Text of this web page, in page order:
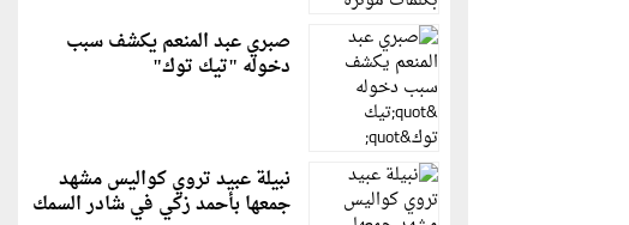
صبري عبد المنعم يكشف سبب
دخوله "تيك توك"
نبيلة عبيد تروي كواليس مشهد
جمعها بأحمد زكي في شادر السمك